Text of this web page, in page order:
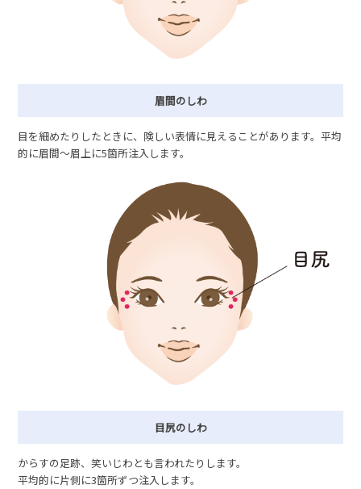
眉間のしわ
目を細めたりしたときに、険しい表情に見えることがあります。平均
的に眉間〜眉上に5箇所注入します。
目尻のしわ
からすの足跡、笑いじわとも言われたりします。
平均的に片側に3箇所ずつ注入します。